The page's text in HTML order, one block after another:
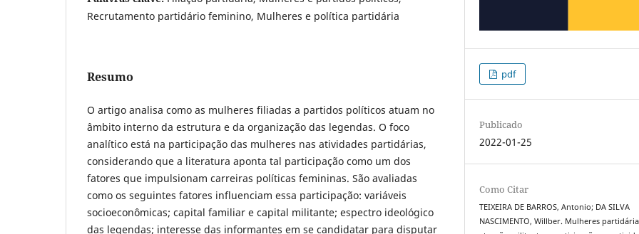
Recrutamento partidário feminino, Mulheres e política partidária
Resumo
O artigo analisa como as mulheres filiadas a partidos políticos atuam no
âmbito interno da estrutura e da organização das legendas. O foco
analítico está na participação das mulheres nas atividades partidárias,
considerando que a literatura aponta tal participação como um dos
fatores que impulsionam carreiras políticas femininas. São avaliadas
como os seguintes fatores influenciam essa participação: variáveis
socioeconômicas; capital familiar e capital militante; espectro ideológico
das legendas; interesse das informantes em se candidatar para disputar
pdf
Publicado
2022-01-25
Como Citar
TEIXEIRA DE BARROS, Antonio; DA SILVA
NASCIMENTO, Willber. Mulheres